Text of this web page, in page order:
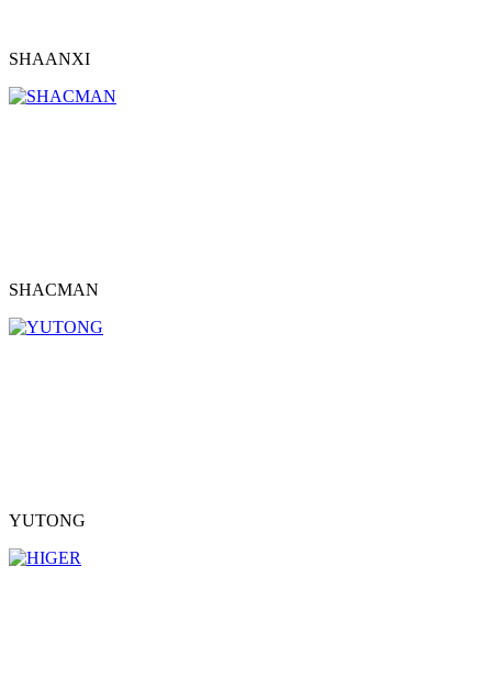
SHAANXI
SHACMAN
YUTONG